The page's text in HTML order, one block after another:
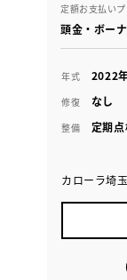
定額お支払い
頭金・ボー
年式 2022
修復 なし
整備 定期
カローラ埼